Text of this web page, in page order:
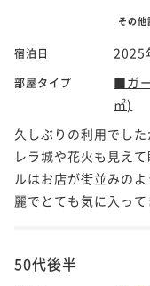
その他
宿泊日 2025
部屋タイプ
■ガ
㎡)
久しぶりの利用でし
レラ城や花火も見え
ルはお店が街並みの
麗でとても気に入っ
50代後半